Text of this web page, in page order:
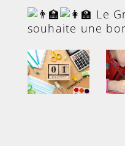
Le
souhaite une